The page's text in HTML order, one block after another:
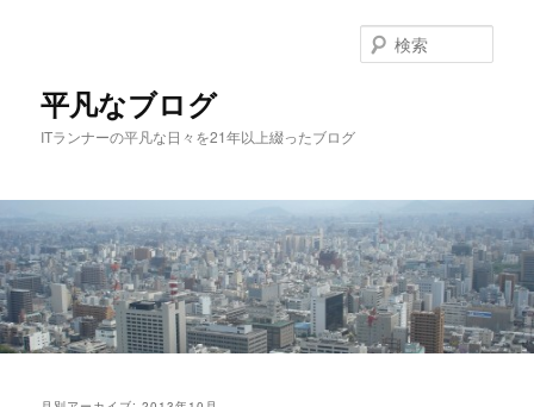
移
動
動
平凡なブログ
ITランナーの平凡な日々を21年以上綴ったブログ
索